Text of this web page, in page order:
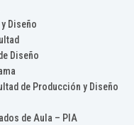
Diseño
Diseño
de Producción y Diseño
de Aula – PIA